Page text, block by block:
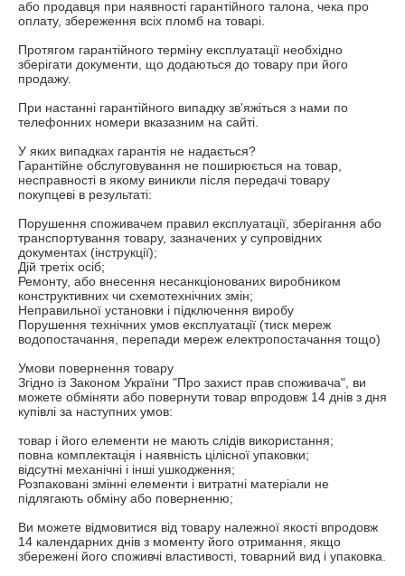
або продавця при наявності гарантійного талона, чека про
оплату, збереження всіх пломб на товарі.
Протягом гарантійного терміну експлуатації необхідно
зберігати документи, що додаються до товару при його
продажу.
При настанні гарантійного випадку зв'яжіться з нами по
телефонних номери вказазним на сайті.
У яких випадках гарантія не надається?
Гарантійне обслуговування не поширюється на товар,
несправності в якому виникли після передачі товару
покупцеві в результаті:
Порушення споживачем правил експлуатації, зберігання або
транспортування товару, зазначених у супровідних
документах (інструкції);
Дій третіх осіб;
Ремонту, або внесення несанкціонованих виробником
конструктивних чи схемотехнічних змін;
Неправильної установки і підключення виробу
Порушення технічних умов експлуатації (тиск мереж
водопостачання, перепади мереж електропостачання тощо)
Умови повернення товару
Згідно із Законом України "Про захист прав споживача", ви
можете обміняти або повернути товар впродовж 14 днів з дня
купівлі за наступних умов:
товар і його елементи не мають слідів використання;
повна комплектація і наявність цілісної упаковки;
відсутні механічні і інші ушкодження;
Розпаковані змінні елементи і витратні матеріали не
підлягають обміну або поверненню;
Ви можете відмовитися від товару належної якості впродовж
14 календарних днів з моменту його отримання, якщо
збережені його споживчі властивості, товарний вид і упаковка.